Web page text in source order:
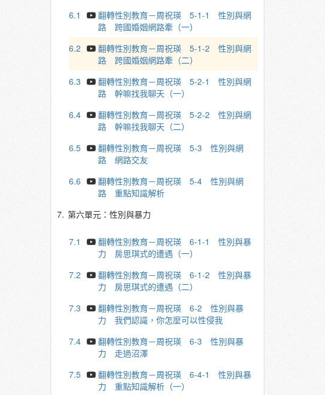
6.1
翻轉性別教育－周祝瑛 5-1-1 性別與網
路 跨國婚姻網路牽（一）
6.2
翻轉性別教育－周祝瑛 5-1-2 性別與網
路 跨國婚姻網路牽（二）
6.3
翻轉性別教育－周祝瑛 5-2-1 性別與網
路 幹嘛找我聊天（一）
6.4
翻轉性別教育－周祝瑛 5-2-2 性別與網
路 幹嘛找我聊天（二）
6.5
翻轉性別教育－周祝瑛 5-3 性別與網
路 網路交友
6.6
翻轉性別教育－周祝瑛 5-4 性別與網
路 重點知識解析
7. 第六單元：性別與暴力
7.1
翻轉性別教育－周祝瑛 6-1-1 性別與暴
力 房思琪式的遭遇（一）
7.2
翻轉性別教育－周祝瑛 6-1-2 性別與暴
力 房思琪式的遭遇（二）
7.3
翻轉性別教育－周祝瑛 6-2 性別與暴
力 我們認識，你怎麼可以性侵我
7.4
翻轉性別教育－周祝瑛 6-3 性別與暴
力 走過沼澤
7.5
翻轉性別教育－周祝瑛 6-4-1 性別與暴
力 重點知識解析（一）